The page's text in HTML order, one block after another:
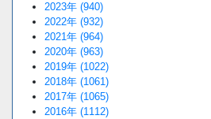
2023年 (940)
2022年 (932)
2021年 (964)
2020年 (963)
2019年 (1022)
2018年 (1061)
2017年 (1065)
2016年 (1112)